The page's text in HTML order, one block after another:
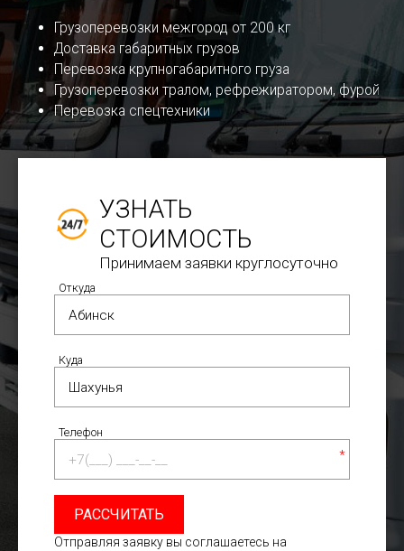
Грузоперевозки межгород от 200 кг
Доставка габаритных грузов
Перевозка крупногабаритного груза
Грузоперевозки тралом, рефрежиратором, фурой
Перевозка спецтехники
УЗНАТЬ
СТОИМОСТЬ
Принимаем заявки круглосуточно
Откуда
Куда
Телефон
*
РАССЧИТАТЬ
Отправляя заявку вы соглашаетесь на